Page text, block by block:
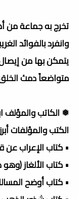
تخرج به جماعة من
وانفرد بالفوائد
يتمكن بها من
متواضعاً دمث
❅ الكاتب
الكتب والمؤلفات
• كتاب الإعراب عن
• كتاب الألغاز
• كتاب أوضح